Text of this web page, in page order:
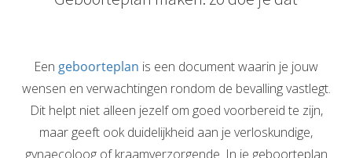
Een geboorteplan is een document waarin je jouw
wensen en verwachtingen rondom de bevalling vastlegt.
Dit helpt niet alleen jezelf om goed voorbereid te zijn,
maar geeft ook duidelijkheid aan je verloskundige,
gynaecoloog of kraamverzorgende. In je geboorteplan